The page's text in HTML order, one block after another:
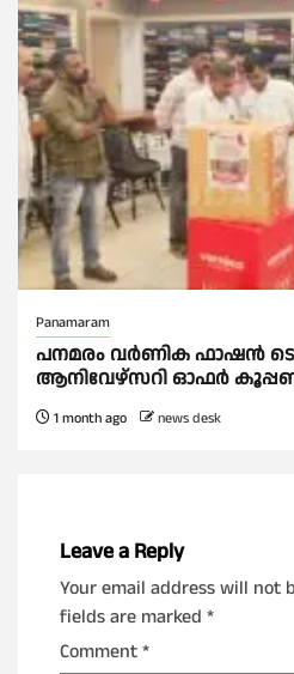
Panamaram
പനമരം വർണിക ഫാഷൻ
ആനിവേഴ്‌സറി ഓഫർ
1 month ago news desk
Leave a Reply
Your email address will not
fields are marked *
Comment*